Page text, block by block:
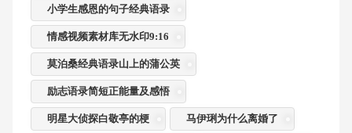
小学生感恩的句子经典语录
情感视频素材库无水印9:16
莫泊桑经典语录山上的蒲公英
励志语录简短正能量及感悟
明星大侦探白敬亭的梗 马伊琍为什么离婚了